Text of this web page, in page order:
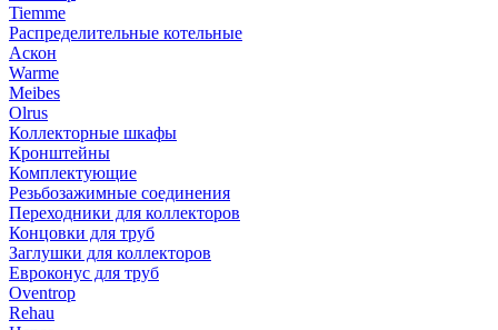
Tiemme
Распределительные котельные
Аскон
Warme
Meibes
Olrus
Коллекторные шкафы
Кронштейны
Комплектующие
Резьбозажимные соединения
Переходники для коллекторов
Концовки для труб
Заглушки для коллекторов
Евроконус для труб
Oventrop
Rehau